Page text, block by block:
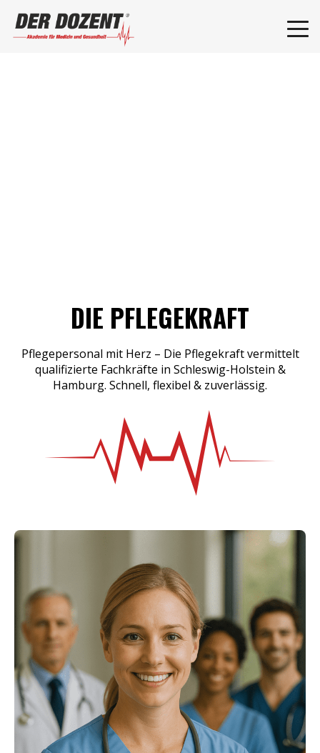
DIE PFLEGEKRAFT
Pflegepersonal mit Herz – Die Pflegekraft vermittelt
qualifizierte Fachkräfte in Schleswig-Holstein &
Hamburg. Schnell, flexibel & zuverlässig.